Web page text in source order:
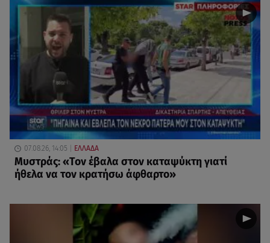
07.08.26, 14:05 ΕΛΛΑΔΑ
Μυστράς: «Τον έβαλα στον καταψύκτη γιατί
ήθελα να τον κρατήσω άφθαρτο»